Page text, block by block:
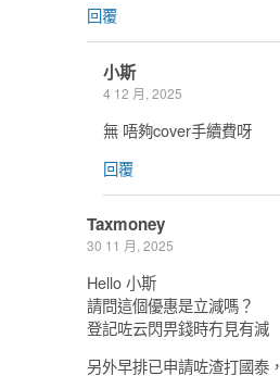
回覆
小斯
4 12 月, 2025
無 唔夠cover手續費呀
回覆
Taxmoney
30 11 月, 2025
Hello 小斯
請問這個優惠是立減嗎？
登記咗云閃畀錢時冇見有減
另外早排已申請咗渣打國泰，